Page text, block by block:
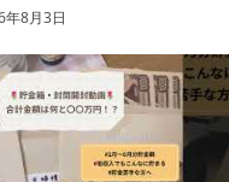
年8月3日